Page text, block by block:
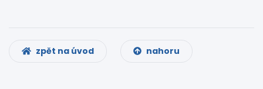
zpět na úvod nahoru